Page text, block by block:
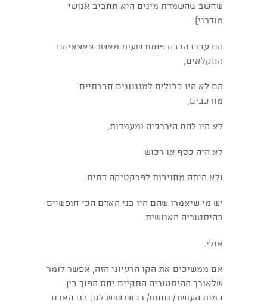
שחשב שהשמדת מינים היא תחביב אנושי
מודרני).
הם עבדו הרבה פחות שעות מאשר צאצאיהם
החקלאים,
הם לא היו כבולים למנגנונים חברתיים
מורכבים,
לא היו להם היררכיה ומעמדות,
לא היה כסף או רכוש
ולא היתה מחויבות לפרקטיקה דתית.
יש מי שיאמרו שהם היו בני האדם הכי חופשיים
בהיסטוריה האנושית.
אולי.
אם ממשיכים את הקו הרעיוני הזה, אפשר לומר
שלאורך ההיסטוריה התקיים יחס הפוך בין
כמות העושר/ נוחות/ רכוש שיש לנו, בני האדם